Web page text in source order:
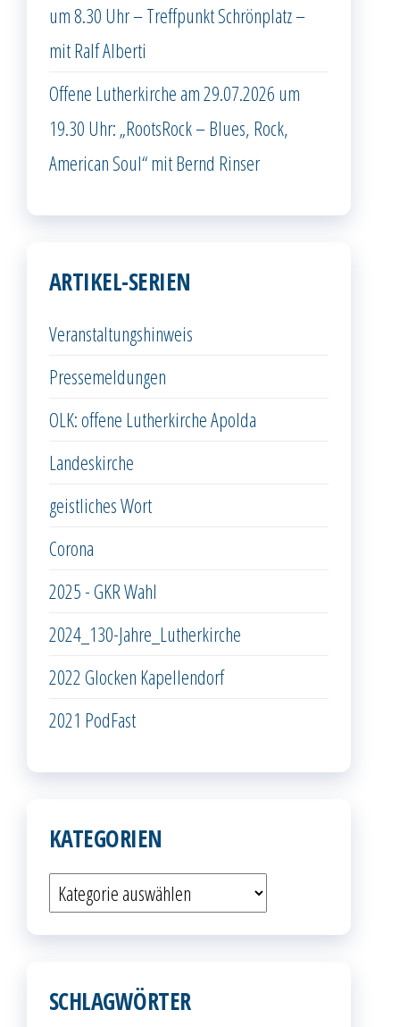
um 8.30 Uhr – Treffpunkt Schrönplatz –
mit Ralf Alberti
Offene Lutherkirche am 29.07.2026 um
19.30 Uhr: „RootsRock – Blues, Rock,
American Soul“ mit Bernd Rinser
ARTIKEL-SERIEN
Veranstaltungshinweis
Pressemeldungen
OLK: offene Lutherkirche Apolda
Landeskirche
geistliches Wort
Corona
2025 - GKR Wahl
2024_130-Jahre_Lutherkirche
2022 Glocken Kapellendorf
2021 PodFast
KATEGORIEN
Kategorien
SCHLAGWÖRTER